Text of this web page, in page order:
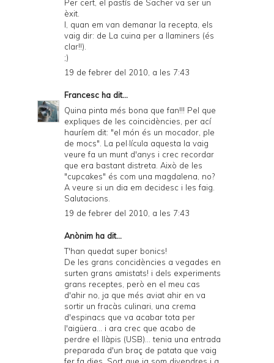
Per cert, el pastís de Sacher va ser un
èxit.
I, quan em van demanar la recepta, els
vaig dir: de La cuina per a llaminers (és
clar!!).
;)
19 de febrer del 2010, a les 7:43
Francesc ha dit...
Quina pinta més bona que fan!!! Pel que
expliques de les coincidències, per ací
hauríem dit: "el món és un mocador, ple
de mocs". La pel·lícula aquesta la vaig
veure fa un munt d'anys i crec recordar
que era bastant distreta. Això de les
"cupcakes" és com una magdalena, no?
A veure si un dia em decidesc i les faig.
Salutacions.
19 de febrer del 2010, a les 7:43
Anònim ha dit...
T'han quedat super bonics!
De les grans concidències a vegades en
surten grans amistats! i dels experiments
grans receptes, però en el meu cas
d'ahir no, ja que més aviat ahir en va
sortir un fracàs culinari, una crema
d'espinacs que va acabar tota per
l'aigüera... i ara crec que acabo de
perdre el llàpis (USB)... tenia una entrada
preparada d'un braç de patata que vaig